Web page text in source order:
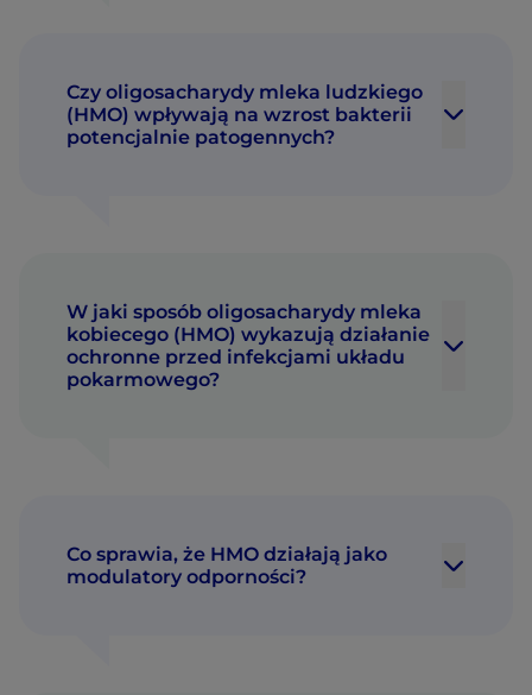
Czy oligosacharydy mleka ludzkiego
(HMO) wpływają na wzrost bakterii
potencjalnie patogennych?
W jaki sposób oligosacharydy mleka
kobiecego (HMO) wykazują działanie
ochronne przed infekcjami układu
pokarmowego?
Co sprawia, że HMO działają jako
modulatory odporności?